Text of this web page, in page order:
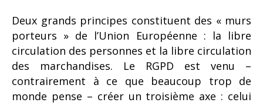
Deux grands principes constituent des « murs
porteurs » de l’Union Européenne : la libre
circulation des personnes et la libre circulation
des marchandises. Le RGPD est venu –
contrairement à ce que beaucoup trop de
monde pense – créer un troisième axe : celui